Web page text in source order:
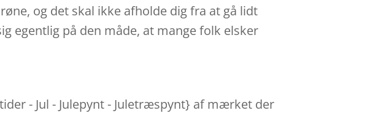
og det skal ikke afholde dig fra at gå lidt
egentlig på den måde, at mange folk elsker
- Jul - Julepynt - Juletræspynt} af mærket der